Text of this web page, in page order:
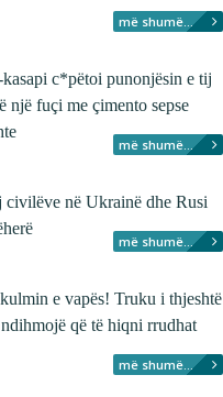
më shumë...
c*pëtoi punonjësin e tij
një fuçi me çimento sepse
më shumë...
civilëve në Ukrainë dhe Rusi
më shumë...
e vapës! Truku i thjeshtë
që të hiqni rrudhat
më shumë...